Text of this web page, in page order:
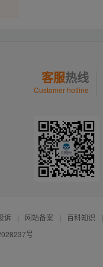
客服热线
Customer hotline
诉 | 网站备案 | 百科知识 |
号